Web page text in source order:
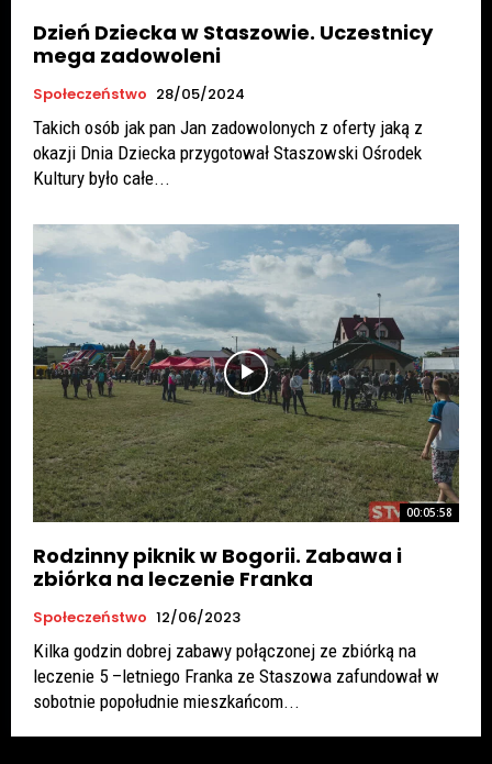
Dzień Dziecka w Staszowie. Uczestnicy
mega zadowoleni
Społeczeństwo 28/05/2024
Takich osób jak pan Jan zadowolonych z oferty jaką z
okazji Dnia Dziecka przygotował Staszowski Ośrodek
Kultury było całe...
00:05:58
Rodzinny piknik w Bogorii. Zabawa i
zbiórka na leczenie Franka
Społeczeństwo 12/06/2023
Kilka godzin dobrej zabawy połączonej ze zbiórką na
leczenie 5 –letniego Franka ze Staszowa zafundował w
sobotnie popołudnie mieszkańcom...